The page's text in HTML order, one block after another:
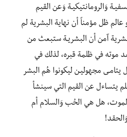
وَالرومانتيكيـة وَعن القيم
ظل مؤمناً أن نهاية البشرية لم
آمن أن البشريـة ستبعث من
موته في ظلمة قبره، لذلك في
مجهوليـن ليكونوا هُم البشر
يتساءل عن القيم التي سينشأ
هل هي الحُب وَالسلام أم